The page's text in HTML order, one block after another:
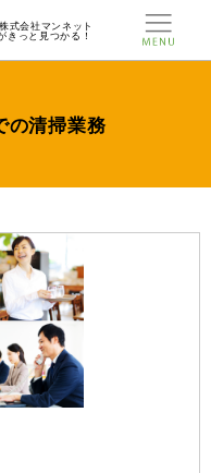
式会社マンネット
きっと見つかる！
の清掃業務